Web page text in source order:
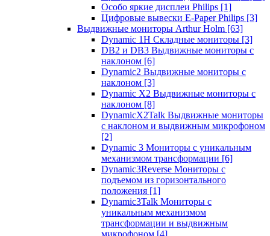
Особо яркие дисплеи Philips [1]
Цифровые вывески E-Paper Philips [3]
Выдвижные мониторы Arthur Holm [63]
Dynamic 1Н Складные мониторы [3]
DB2 и DB3 Выдвижные мониторы с
наклоном [6]
Dynamic2 Выдвижные мониторы с
наклоном [3]
Dynamic X2 Выдвижные мониторы с
наклоном [8]
DynamicX2Talk Выдвижные мониторы
с наклоном и выдвижным микрофоном
[2]
Dynamic 3 Мониторы с уникальным
механизмом трансформации [6]
Dynamic3Reverse Мониторы с
подъемом из горизонтального
положения [1]
Dynamic3Talk Мониторы с
уникальным механизмом
трансформации и выдвижным
микрофоном [4]